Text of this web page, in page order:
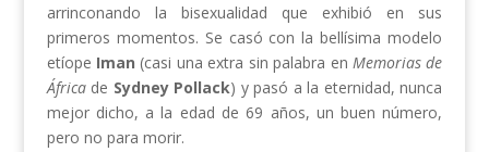
arrinconando la bisexualidad que exhibió en sus
primeros momentos. Se casó con la bellísima modelo
etíope Iman (casi una extra sin palabra enMemorias de
Áfricade Sydney Pollack) y pasó a la eternidad, nunca
mejor dicho, a la edad de 69 años, un buen número,
pero no para morir.